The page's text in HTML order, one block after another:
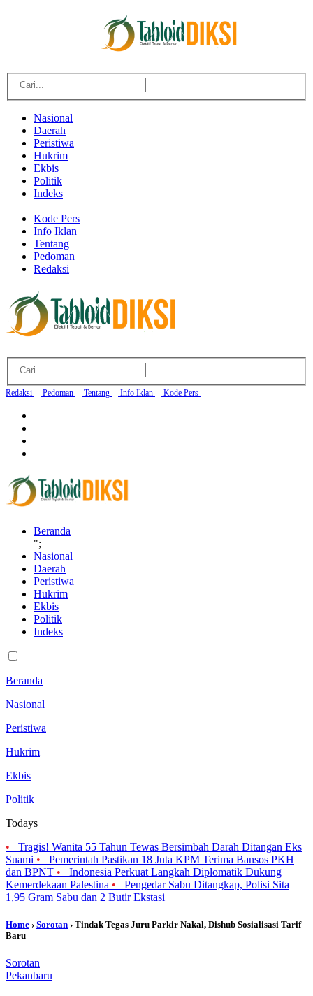
Nasional
Daerah
Peristiwa
Hukrim
Ekbis
Politik
Indeks
Kode Pers
Info Iklan
Tentang
Pedoman
Redaksi
Redaksi Pedoman Tentang Info Iklan Kode Pers
Beranda
";
Nasional
Daerah
Peristiwa
Hukrim
Ekbis
Politik
Indeks
Beranda
Nasional
Peristiwa
Hukrim
Ekbis
Politik
Todays
•
Tragis! Wanita 55 Tahun Tewas Bersimbah Darah Ditangan Eks
Suami •
Pemerintah Pastikan 18 Juta KPM Terima Bansos PKH
dan BPNT •
Indonesia Perkuat Langkah Diplomatik Dukung
Kemerdekaan Palestina •
Pengedar Sabu Ditangkap, Polisi Sita
1,95 Gram Sabu dan 2 Butir Ekstasi
Home › Sorotan › Tindak Tegas Juru Parkir Nakal, Dishub Sosialisasi Tarif
Baru
Sorotan
Pekanbaru